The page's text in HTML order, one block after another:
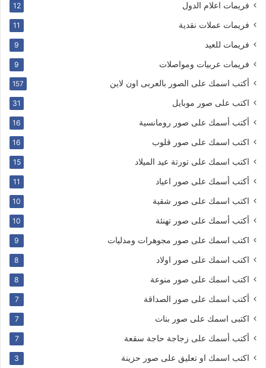
فريمات اعلام الدول 12
فريمات عملات نقدية 11
فريمات للعيد 9
فريمات عربيات ومواصلات 9
أكتب اسمك على الصور بالعربى اون لاين 157
اكتب على صور موبايل 31
أكتب أسمك على صور رومانسية 16
اكتب اسمك على صور قلوب 16
اكتب اسمك على تورتة عيد الميلاد 15
أكتب أسمك على صور اعياد 11
اكتب اسمك على صور شقية 10
أكتب أسمك على صور تهنئة 10
اكتب اسمك على صور مجوهرات ومدليات 9
اكتب اسمك على صور اولاد 8
اكتب اسمك على صور منوعة 8
أكتب اسمك على صور الصداقة 7
اكتبى اسمك على صور بنات 7
أكتب أسمك على زجاجة حاجة سقعة 7
اكتب اسمك او تعليق على صور حزينة 3